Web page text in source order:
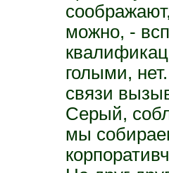
можно, -
голыми,
связи
Серый,
мы